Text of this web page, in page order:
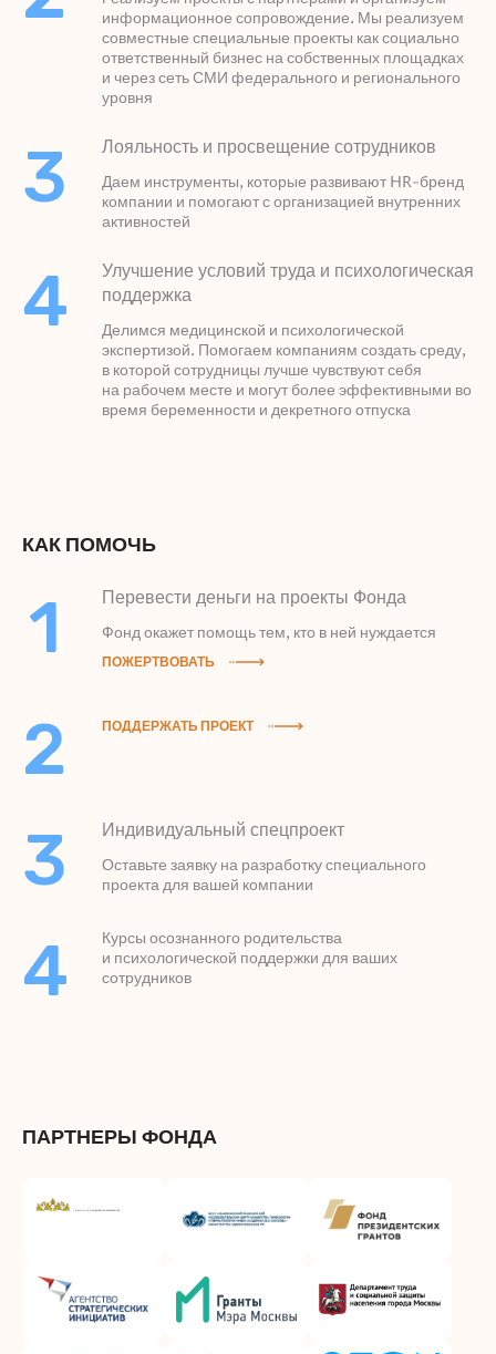
информационное сопровождение. Мы реализуем
совместные специальные проекты как социально
ответственный бизнес на собственных площадках
и через сеть СМИ федерального и регионального
уровня
3 Лояльность и просвещение сотрудников
Даем инструменты, которые развивают HR-бренд
компании и помогают с организацией внутренних
активностей
4
Улучшение условий труда и психологическая
поддержка
Делимся медицинской и психологической
экспертизой. Помогаем компаниям создать среду,
в которой сотрудницы лучше чувствуют себя
на рабочем месте и могут более эффективными во
время беременности и декретного отпуска
КАК ПОМОЧЬ
1 Перевести деньги на проекты Фонда
Фонд окажет помощь тем, кто в ней нуждается
ПОЖЕРТВОВАТЬ
2 ПОДДЕРЖАТЬ ПРОЕКТ
3 Индивидуальный спецпроект
Оставьте заявку на разработку специального
проекта для вашей компании
4
Курсы осознанного родительства
и психологической поддержки для ваших
сотрудников
ПАРТНЕРЫ ФОНДА